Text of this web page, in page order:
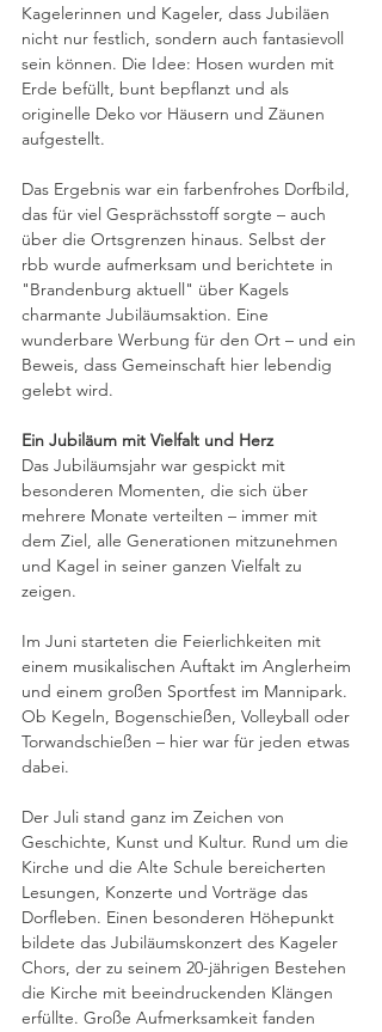
Kagelerinnen und Kageler, dass Jubiläen
nicht nur festlich, sondern auch fantasievoll
sein können. Die Idee: Hosen wurden mit
Erde befüllt, bunt bepflanzt und als
originelle Deko vor Häusern und Zäunen
aufgestellt.
Das Ergebnis war ein farbenfrohes Dorfbild,
das für viel Gesprächsstoff sorgte – auch
über die Ortsgrenzen hinaus. Selbst der
rbb wurde aufmerksam und berichtete in
"Brandenburg aktuell" über Kagels
charmante Jubiläumsaktion. Eine
wunderbare Werbung für den Ort – und ein
Beweis, dass Gemeinschaft hier lebendig
gelebt wird.
Ein Jubiläum mit Vielfalt und Herz
Das Jubiläumsjahr war gespickt mit
besonderen Momenten, die sich über
mehrere Monate verteilten – immer mit
dem Ziel, alle Generationen mitzunehmen
und Kagel in seiner ganzen Vielfalt zu
zeigen.
Im Juni starteten die Feierlichkeiten mit
einem musikalischen Auftakt im Anglerheim
und einem großen Sportfest im Mannipark.
Ob Kegeln, Bogenschießen, Volleyball oder
Torwandschießen – hier war für jeden etwas
dabei.
Der Juli stand ganz im Zeichen von
Geschichte, Kunst und Kultur. Rund um die
Kirche und die Alte Schule bereicherten
Lesungen, Konzerte und Vorträge das
Dorfleben. Einen besonderen Höhepunkt
bildete das Jubiläumskonzert des Kageler
Chors, der zu seinem 20-jährigen Bestehen
die Kirche mit beeindruckenden Klängen
erfüllte. Große Aufmerksamkeit fanden